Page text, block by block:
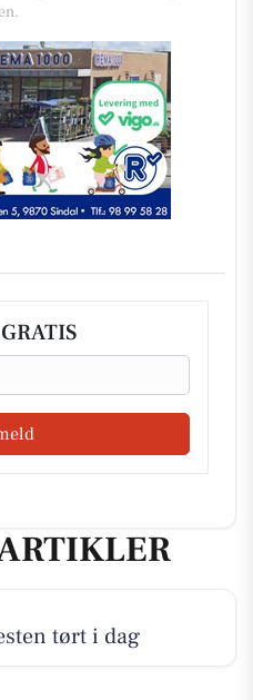
tørt i dag